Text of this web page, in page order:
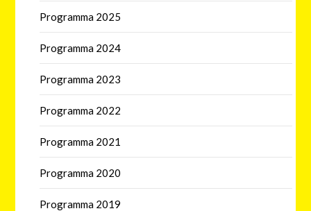
Programma 2025
Programma 2024
Programma 2023
Programma 2022
Programma 2021
Programma 2020
Programma 2019